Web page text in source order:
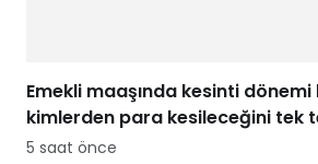
Emekli maaşında kesinti dönemi
kimlerden para kesileceğini tek
5 saat önce